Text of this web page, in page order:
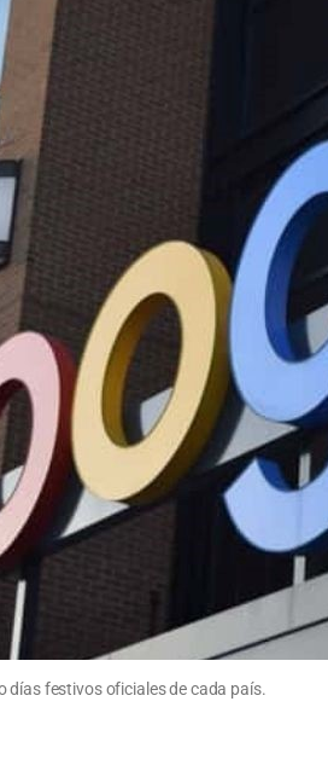
días festivos oficiales de cada país.